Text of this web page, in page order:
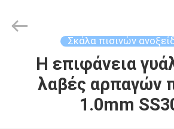
ΣΠΊΤΙ
ΠΡΟΪΌΝΤΑ
co,.ltd.
Σκάλα πισινών
Η επιφάνεια
λαβές αρπαγών
1.0mm